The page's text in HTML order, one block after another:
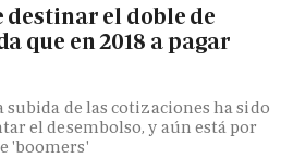
destinar el doble de
que en 2018 a pagar
de las cotizaciones ha sido
el desembolso, y aún está por
'boomers'